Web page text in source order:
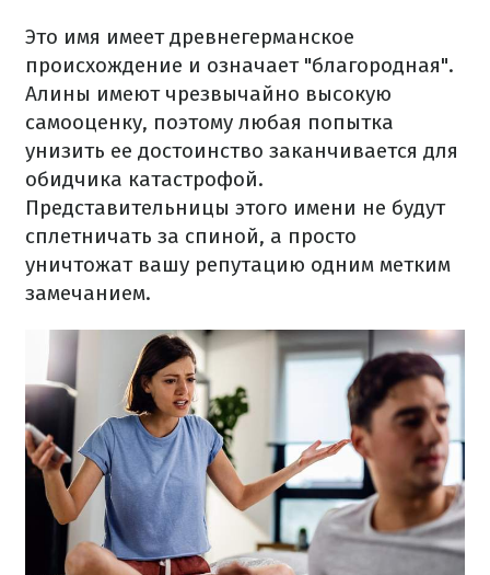
Это имя имеет древнегерманское
происхождение и означает "благородная".
Алины имеют чрезвычайно высокую
самооценку, поэтому любая попытка
унизить ее достоинство заканчивается для
обидчика катастрофой.
Представительницы этого имени не будут
сплетничать за спиной, а просто
уничтожат вашу репутацию одним метким
замечанием.